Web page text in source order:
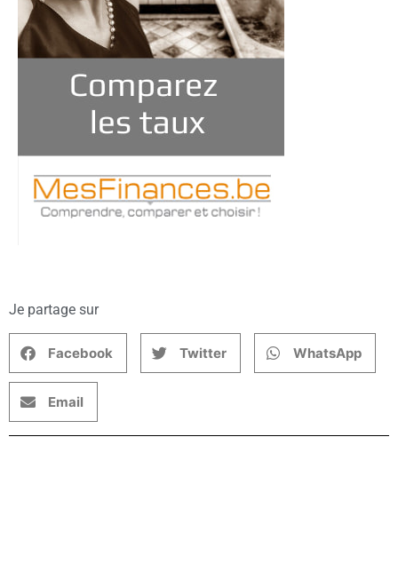
Je partage sur
Facebook Twitter WhatsApp
Email